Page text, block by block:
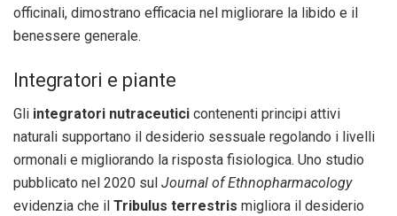
officinali, dimostrano efficacia nel migliorare la libido e il
benessere generale.
Integratori e piante
Gli integratori nutraceutici contenenti principi attivi
naturali supportano il desiderio sessuale regolando i livelli
ormonali e migliorando la risposta fisiologica. Uno studio
pubblicato nel 2020 sul Journal of Ethnopharmacology
evidenzia che il Tribulus terrestris migliora il desiderio